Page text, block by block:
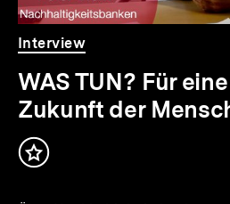
Video
Dauer
12
Min.
Interview
WAS TUN? Für
Zukunft der
Inhalt